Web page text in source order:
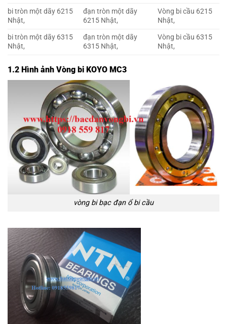
bi tròn một dãy 6215
Nhật,
đạn tròn một dãy
6215 Nhật,
Vòng bi cầu 6215
Nhật,
bi tròn một dãy 6315
Nhật,
đạn tròn một dãy
6315 Nhật,
Vòng bi cầu 6315
Nhật,
1.2 Hình ảnh Vòng bi KOYO MC3
vòng bi bạc đạn ổ bi cầu